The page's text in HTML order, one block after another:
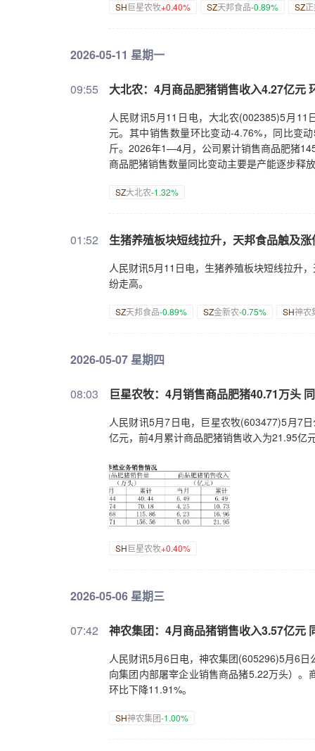
SH巨星农牧+0.40% SZ天邦食品-0.89% SZ
2026-05-11 星期一
09:55 大北农：4月商品肥猪销售收入4.27亿元
人民财讯5月11日电，大北农(002385)5月
元。其中销售数量环比变动-4.76%，同比变
斤。2026年1—4月，公司累计销售商品肥猪
商品肥猪销售数量同比变动主要是产能逐步释
SZ大北农-1.32%
01:52 生猪养殖板块短线拉升，天邦食品触及涨
人民财讯5月11日电，生猪养殖板块短线拉升
纷走高。
SZ天邦食品-0.89% SZ金新农-0.75% SH神农
2026-05-07 星期四
08:03 巨星农牧：4月销售商品肥猪40.71万头
人民财讯5月7日电，巨星农牧(603477)5月7
亿元，前4月累计商品肥猪销售收入为21.95亿
SH巨星农牧+0.40%
2026-05-06 星期三
07:42 神农集团：4月商品猪销售收入3.57亿元
人民财讯5月6日电，神农集团(605296)5月6
向集团内部屠宰企业销售商品猪5.22万头）
环比下降11.91%。
SH神农集团-1.00%